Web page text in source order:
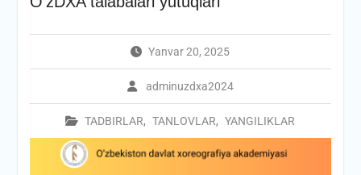
Yanvar 20, 2025
adminuzdxa2024
TADBIRLAR, TANLOVLAR, YANGILIKLAR